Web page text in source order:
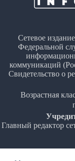
Сетевое
Федеральной
коммуникаций
Свидетельство о
Возрастная
Главный редактор